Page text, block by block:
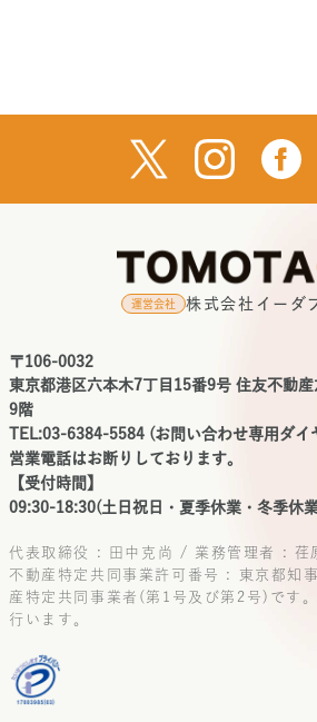
運営会社 株式会社イーダ
〒106-0032
東京都港区六本木7丁目15番9号 住友不動
9階
TEL:03-6384-5584 (お問い合わせ専用ダイ
営業電話はお断りしております。
【受付時間】
09:30-18:30(土日祝日・夏季休業・冬季休
代表取締役 : 田中克尚 / 業務管理者 : 荏
不動産特定共同事業許可番号 : 東京都知
産特定共同事業者(第1号及び第2号)です。
行います。